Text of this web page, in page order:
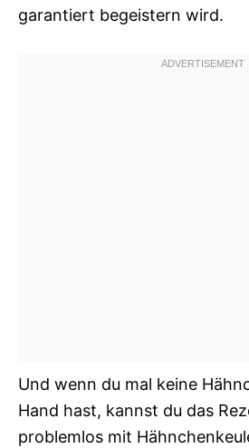
garantiert begeistern wird.
Und wenn du mal keine
Hand hast, kannst du das
problemlos mit